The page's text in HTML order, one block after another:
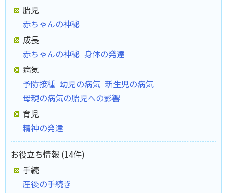
胎児
赤ちゃんの神秘
成長
赤ちゃんの神秘 身体の発達
病気
予防接種 幼児の病気 新生児の病気
母親の病気の胎児への影響
育児
精神の発達
お役立ち情報 (14件)
手続
産後の手続き